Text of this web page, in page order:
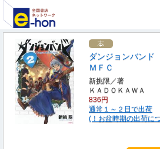
ダンジョンバンド
ＭＦＣ
新挑限／著
ＫＡＤＯＫＡＷＡ
836円
通常１～２日で出荷
(！お盆時期の出荷に